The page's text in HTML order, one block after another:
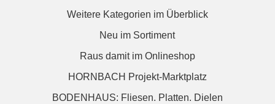
Weitere Kategorien im Überblick
Neu im Sortiment
Raus damit im Onlineshop
HORNBACH Projekt-Marktplatz
BODENHAUS: Fliesen. Platten. Dielen